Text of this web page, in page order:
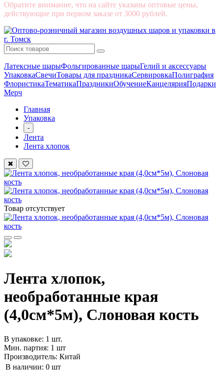
Обратите внимание, что на сайте указаны оптовые цены,
действующие при первом заказе от 3000 рублей.
Латексные шарыФольгированные шарыГелий и аксессуары
УпаковкаСвечиТовары для праздникаСервировкаПолиграфия
ФлористикаТематикаПраздникиОбучениеКанцелярияПодарки
Мерч
Главная
Упаковка
-
Лента
Лента хлопок
Товар отсутствует
Лента хлопок,
необработанные края
(4,0см*5м), Слоновая кость
В упаковке: 1 шт.
Мин. партия: 1 шт
Производитель: Китай
В наличии: 0 шт